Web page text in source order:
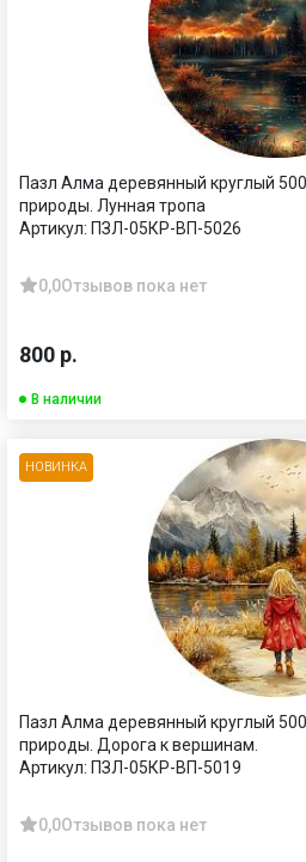
Пазл Алма деревянный круглый
природы. Лунная тропа
Артикул: ПЗЛ-05КР-ВП-5026
0,0Отзывов пока нет
800 р.
В наличии
НОВИНКА
Пазл Алма деревянный круглый
природы. Дорога к вершинам.
Артикул: ПЗЛ-05КР-ВП-5019
0,0Отзывов пока нет